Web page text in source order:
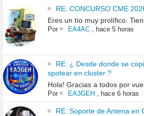
RE: CONCURSO CME
Eres un tío muy prolífico.
Por EA4AC, hace 5 horas
RE: ¿ Desde donde se
spotear en cluster ?
Hola! Gracias a todos por
Por EA3GEH , hace 6 horas
RE: Soporte de Antena en